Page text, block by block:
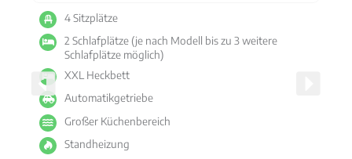
4 Sitzplätze
2 Schlafplätze (je nach Modell bis zu 3 weitere
Schlafplätze möglich)
XXL Heckbett
Automatikgetriebe
Großer Küchenbereich
Standheizung